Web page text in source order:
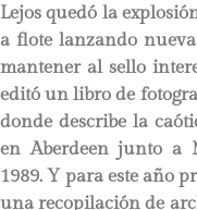
Lejos quedó la
a flote lanzando
mantener al sello
editó un libro de
donde describe la
en Aberdeen junto a
1989. Y para este año
una recopilación de